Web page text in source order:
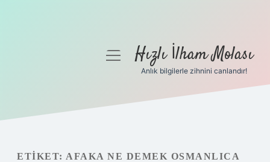
Gizlilik Politikası
menüyüHızlı İlham Molası
Anlık bilgilerle zihnini canlandır!
ETIKET: AFAKA NE DEMEK OSMANLICA